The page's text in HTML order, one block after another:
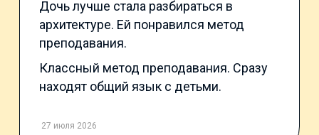
Дочь лучше стала разбираться в
архитектуре. Ей понравился метод
преподавания.
Классный метод преподавания. Сразу
находят общий язык с детьми.
27 июля 2026